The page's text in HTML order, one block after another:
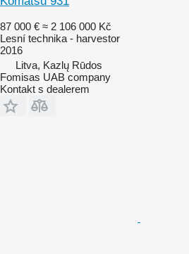
87 000 € ≈ 2 106 000 Kč
Lesní technika - harvestor
2016
Litva, Kazlų Rūdos
Fomisas UAB company
Kontakt s dealerem